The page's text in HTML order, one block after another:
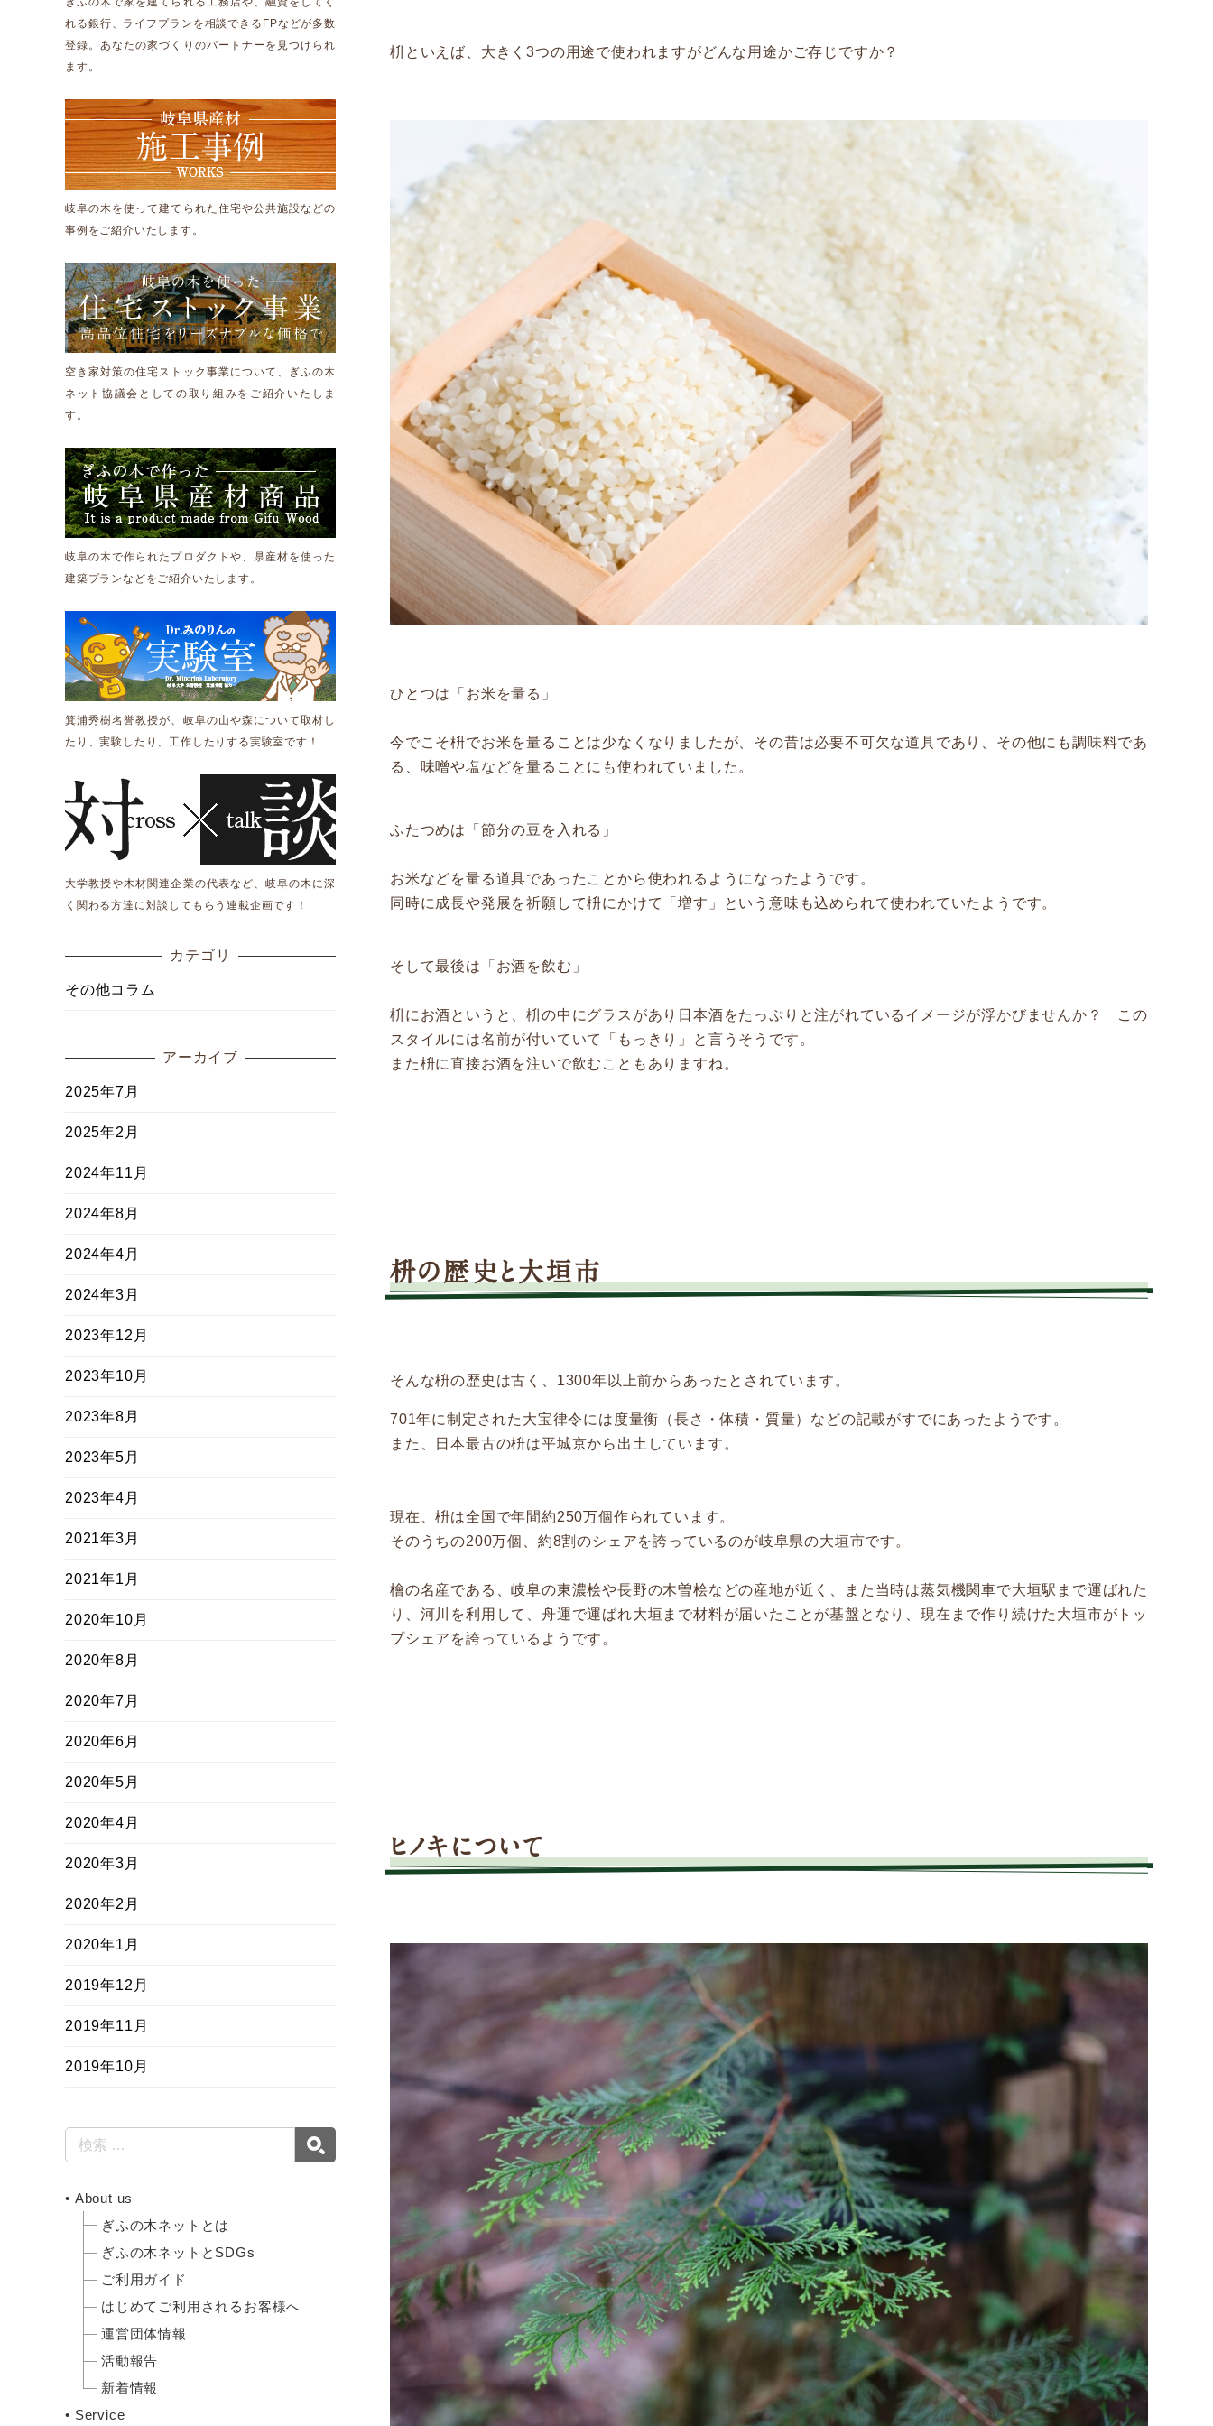
枡といえば、大きく3つの用途で使われますがどんな用途かご存じですか？
ひとつは「お米を量る」
今でこそ枡でお米を量ることは少なくなりましたが、その昔は必要不可欠な道具であり、その他にも調味料であ
る、味噌や塩などを量ることにも使われていました。
ふたつめは「節分の豆を入れる」
お米などを量る道具であったことから使われるようになったようです。
同時に成長や発展を祈願して枡にかけて「増す」という意味も込められて使われていたようです。
そして最後は「お酒を飲む」
枡にお酒というと、枡の中にグラスがあり日本酒をたっぷりと注がれているイメージが浮かびませんか？ この
スタイルには名前が付いていて「もっきり」と言うそうです。
また枡に直接お酒を注いで飲むこともありますね。
枡の歴史と大垣市
そんな枡の歴史は古く、1300年以上前からあったとされています。
701年に制定された大宝律令には度量衡（長さ・体積・質量）などの記載がすでにあったようです。
また、日本最古の枡は平城京から出土しています。
現在、枡は全国で年間約250万個作られています。
そのうちの200万個、約8割のシェアを誇っているのが岐阜県の大垣市です。
檜の名産である、岐阜の東濃桧や長野の木曽桧などの産地が近く、また当時は蒸気機関車で大垣駅まで運ばれた
り、河川を利用して、舟運で運ばれ大垣まで材料が届いたことが基盤となり、現在まで作り続けた大垣市がトッ
プシェアを誇っているようです。
ヒノキについて
れる銀行、ライフプランを相談できるFPなどが多数
登録。あなたの家づくりのパートナーを見つけられ
ます。
岐阜の木を使って建てられた住宅や公共施設などの
事例をご紹介いたします。
空き家対策の住宅ストック事業について、ぎふの木
ネット協議会としての取り組みをご紹介いたしま
す。
岐阜の木で作られたプロダクトや、県産材を使った
建築プランなどをご紹介いたします。
箕浦秀樹名誉教授が、岐阜の山や森について取材し
たり、実験したり、工作したりする実験室です！
大学教授や木材関連企業の代表など、岐阜の木に深
く関わる方達に対談してもらう連載企画です！
カテゴリ
その他コラム
アーカイブ
2025年7月
2025年2月
2024年11月
2024年8月
2024年4月
2024年3月
2023年12月
2023年10月
2023年8月
2023年5月
2023年4月
2021年3月
2021年1月
2020年10月
2020年8月
2020年7月
2020年6月
2020年5月
2020年4月
2020年3月
2020年2月
2020年1月
2019年12月
2019年11月
2019年10月
About us
ぎふの木ネットとは
ぎふの木ネットとSDGs
ご利用ガイド
はじめてご利用されるお客様へ
運営団体情報
活動報告
新着情報
Service